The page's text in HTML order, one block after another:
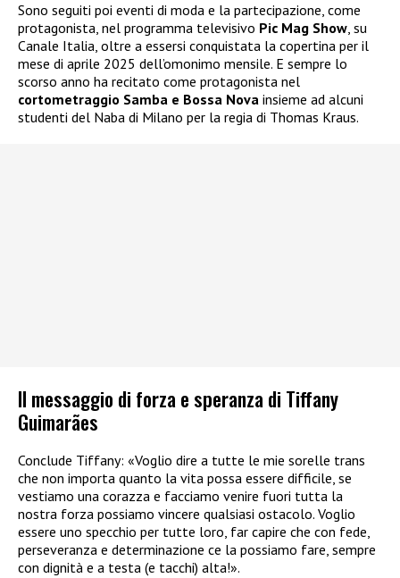
Sono seguiti poi eventi di moda e la partecipazione, come
protagonista, nel programma televisivo Pic Mag Show, su
Canale Italia, oltre a essersi conquistata la copertina per il
mese di aprile 2025 dell’omonimo mensile. E sempre lo
scorso anno ha recitato come protagonista nel
cortometraggio Samba e Bossa Nova insieme ad alcuni
studenti del Naba di Milano per la regia di Thomas Kraus.
Il messaggio di forza e speranza di Tiffany
Guimarães
Conclude Tiffany: «Voglio dire a tutte le mie sorelle trans
che non importa quanto la vita possa essere difficile, se
vestiamo una corazza e facciamo venire fuori tutta la
nostra forza possiamo vincere qualsiasi ostacolo. Voglio
essere uno specchio per tutte loro, far capire che con fede,
perseveranza e determinazione ce la possiamo fare, sempre
con dignità e a testa (e tacchi) alta!».